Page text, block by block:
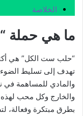
الخلاصة
ما هي حملة
“حلب ست الكل” هي
تهدف إلى تسليط الضوء
والمادي للمساهمة في
والخارج وكل محب لهذه
بطرق مبتكرة وفعالة،